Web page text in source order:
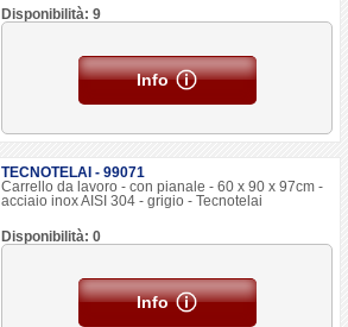
Disponibilità: 9
Info
TECNOTELAI - 99071
Carrello da lavoro - con pianale - 60 x 90 x 97cm -
acciaio inox AISI 304 - grigio - Tecnotelai
Disponibilità: 0
Info